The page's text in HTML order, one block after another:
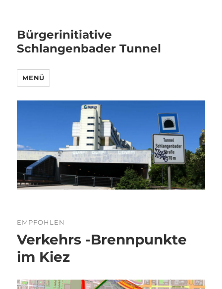
Bürgerinitiative
Schlangenbader Tunnel
MENÜ
EMPFOHLEN
Verkehrs -Brennpunkte
im Kiez